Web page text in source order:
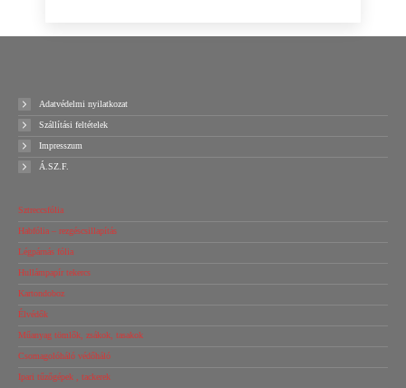
Adatvédelmi nyilatkozat
Szállítási feltételek
Impresszum
Á.SZ.F.
Sztreccsfólia
Habfólia – rezgéscsillapítás
Légpárnás fólia
Hullámpapír tekercs
Kartondoboz
Élvédők
Műanyag tömlők, zsákok, tasakok
Csomagolóháló védőháló
Ipari tűzőgépek , tackerek